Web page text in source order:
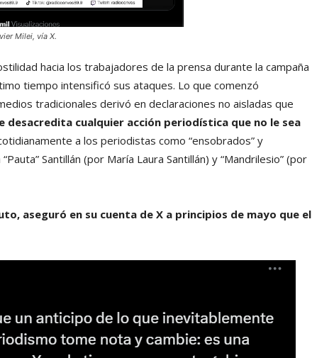
Milei, víaX.
hacia los trabajadores de la prensa durante la campaña
tiempo intensificó sus ataques. Lo que comenzó
tradicionales derivó en declaraciones no aisladas que
desacredita cualquier acción periodística que no le sea
a los periodistas como “ensobrados” y
Santillán (por María Laura Santillán) y “Mandrilesio” (por
aseguró en su cuenta de X a principios de mayo que el